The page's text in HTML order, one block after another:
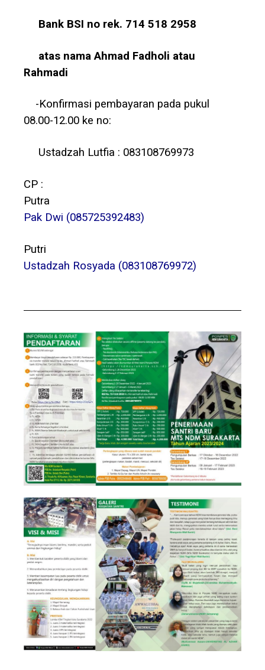
Bank BSI no rek. 714 518 2958
atas namaAhmad Fadholi atau
Rahmadi
-Konfirmasi pembayaran pada pukul
08.00-12.00 ke no:
Ustadzah Lutfia : 083108769973
CP :
Putra
Pak Dwi (085725392483)
Putri
Ustadzah Rosyada (083108769972)